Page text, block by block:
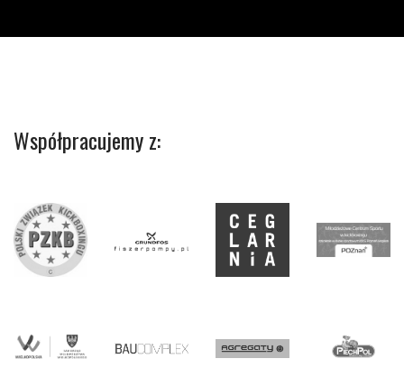
Współpracujemy z: